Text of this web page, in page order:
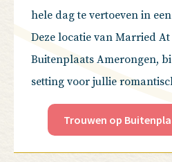
hele dag te vertoeven in
Deze locatie van Married
Buitenplaats Amerongen,
setting voor jullie
Trouwen op